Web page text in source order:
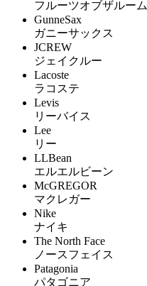
フルーツオブザルーム
GunneSax
ガニーサックス
JCREW
ジェイクルー
Lacoste
ラコステ
Levis
リーバイス
Lee
リー
LLBean
エルエルビーン
McGREGOR
マクレガー
Nike
ナイキ
The North Face
ノースフェイス
Patagonia
パタゴニア